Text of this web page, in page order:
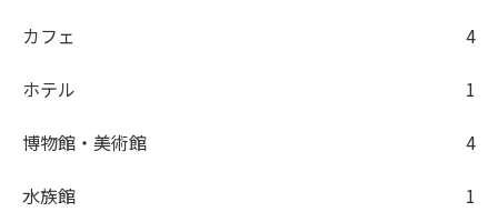
カフェ
4
ホテル
1
博物館・美術館
4
水族館
1